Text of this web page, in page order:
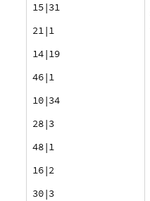
15|31
21|1
14|19
46|1
10|34
28|3
48|1
16|2
30|3